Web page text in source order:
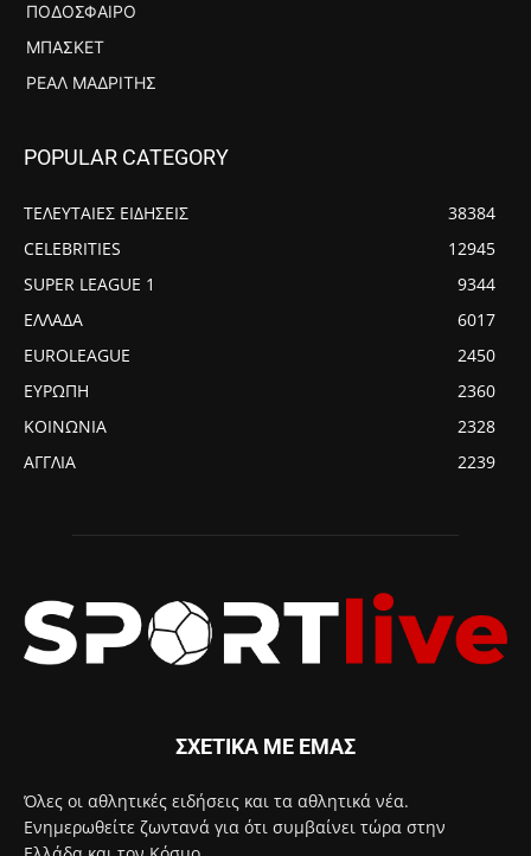
ΠΟΔΌΣΦΑΙΡΟ
ΜΠΆΣΚΕΤ
ΡΕΆΛ ΜΑΔΡΊΤΗΣ
POPULAR CATEGORY
ΤΕΛΕΥΤΑΙΕΣ ΕΙΔΗΣΕΙΣ
38384
CELEBRITIES
12945
SUPER LEAGUE 1
9344
ΕΛΛΑΔΑ
6017
EUROLEAGUE
2450
ΕΥΡΩΠΗ
2360
ΚΟΙΝΩΝΙΑ
2328
ΑΓΓΛΙΑ
2239
ΣΧΕΤΙΚΑ ΜΕ ΕΜΑΣ
Όλες οι αθλητικές ειδήσεις και τα αθλητικά νέα.
Ενημερωθείτε ζωντανά για ότι συμβαίνει τώρα στην